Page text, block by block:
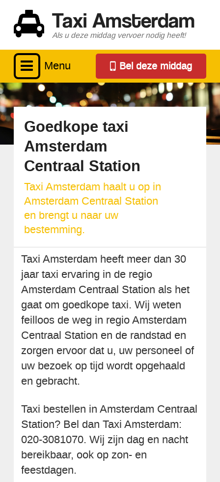
Taxi Amsterdam
Als u deze middag vervoer nodig heeft!
Menu Bel deze middag
Goedkope taxi
Amsterdam
Centraal Station
Taxi Amsterdam haalt u op in
Amsterdam Centraal Station
en brengt u naar uw
bestemming.
Taxi Amsterdam heeft meer dan 30
jaar taxi ervaring in de regio
Amsterdam Centraal Station als het
gaat om goedkope taxi. Wij weten
feilloos de weg in regio Amsterdam
Centraal Station en de randstad en
zorgen ervoor dat u, uw personeel of
uw bezoek op tijd wordt opgehaald
en gebracht.
Taxi bestellen in Amsterdam Centraal
Station? Bel dan Taxi Amsterdam:
020-3081070. Wij zijn dag en nacht
bereikbaar, ook op zon- en
feestdagen.